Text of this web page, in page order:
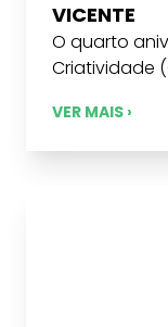
VICENTE
O quarto
Criatividade
VER MAIS ›